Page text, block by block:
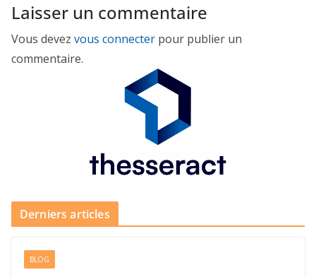
Laisser un commentaire
Vous devez vous connecter pour publier un
commentaire.
Derniers articles
BLOG